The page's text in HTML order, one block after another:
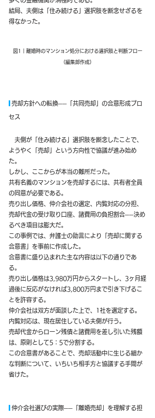
結局、夫側は「住み続ける」選択肢を断念せざるを
得なかった。
図1｜離婚時のマンション処分における選択肢と判断フロー
（編集部作成）
売却方針への転換──「共同売却」の合意形成プロ
セス
夫側が「住み続ける」選択肢を断念したことで、
ようやく「売却」という方向性で協議が進み始め
た。
しかし、ここからが本当の難所だった。
共有名義のマンションを売却するには、共有者全員
の同意が必要である。
売り出し価格、仲介会社の選定、内覧対応の分担、
売却代金の受け取り口座、諸費用の負担割合──決め
るべき項目は膨大だ。
この事例では、弁護士の助言により「売却に関する
合意書」を事前に作成した。
合意書に盛り込まれた主な内容は以下の通りであ
る。
売り出し価格は3,980万円からスタートし、3ヶ月経
過後に反応がなければ3,800万円まで引き下げるこ
とを許容する。
仲介会社は双方が面談した上で、1社を選定する。
内覧対応は、現在居住している夫側が行う。
売却代金からローン残債と諸費用を差し引いた残額
は、原則として5：5で分割する。
この合意書があることで、売却活動中に生じる細か
な判断について、いちいち相手方と協議する手間が
省けた。
仲介会社選びの実際──「離婚売却」を理解する担